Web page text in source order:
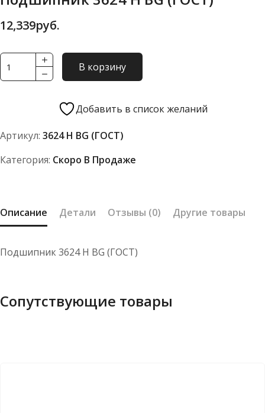
12,339руб.
Количество
товара
BG
В корзину
Добавить в список желаний
Артикул: 3624 Н BG (ГОСТ)
Категория: Скоро В Продаже
Описание Детали Отзывы (0) Другие товары
Подшипник 3624 Н BG (ГОСТ)
Сопутствующие товары